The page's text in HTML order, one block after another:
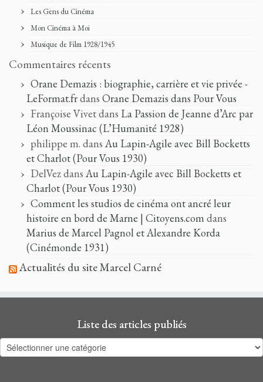
Les Gens du Cinéma
Mon Cinéma à Moi
Musique de Film 1928/1945
Commentaires récents
Orane Demazis : biographie, carrière et vie privée -
LeFormat.frdans Orane Demazis dans Pour Vous
Françoise Vivetdans La Passion de Jeanne d’Arc par
Léon Moussinac (L’Humanité 1928)
philippe m. dans Au Lapin-Agile avec Bill Bocketts
et Charlot (Pour Vous 1930)
DelVezdans Au Lapin-Agile avec Bill Bocketts et
Charlot (Pour Vous 1930)
Comment les studios de cinéma ont ancré leur
histoire en bord de Marne | Citoyens.comdans
Marius de Marcel Pagnol et Alexandre Korda
(Cinémonde 1931)
Actualités du site Marcel Carné
Liste des articles publiés
Liste
des